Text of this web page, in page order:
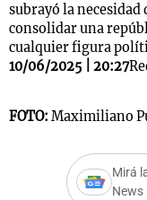
subrayó la
consolidar una
cualquier figura
10/06/2025 | 20:27
FOTO: Maximiliano
Mirá
News